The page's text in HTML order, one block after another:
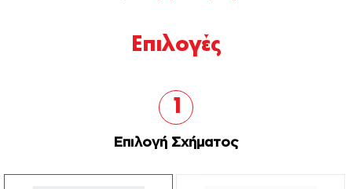
Επιλογές
1
Επιλογή Σχήματος